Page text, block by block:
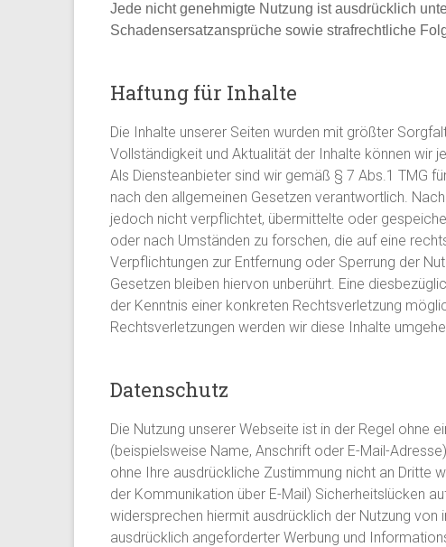
Jede nicht genehmigte Nutzung ist ausdrücklich
Schadensersatzansprüche sowie strafrechtliche
Haftung für Inhalte
Die Inhalte unserer Seiten wurden mit größter
Vollständigkeit und Aktualität der Inhalte können wir
Als Diensteanbieter sind wir gemäß § 7 Abs.1 TMG
nach den allgemeinen Gesetzen verantwortlich.
jedoch nicht verpflichtet, übermittelte oder
oder nach Umständen zu forschen, die auf eine
Verpflichtungen zur Entfernung oder Sperrung der
Gesetzen bleiben hiervon unberührt. Eine
der Kenntnis einer konkreten Rechtsverletzung
Rechtsverletzungen werden wir diese Inhalte
Datenschutz
Die Nutzung unserer Webseite ist in der Regel ohne
(beispielsweise Name, Anschrift oder E-Mail-
ohne Ihre ausdrückliche Zustimmung nicht an Dritte
der Kommunikation über E-Mail) Sicherheitslücken
widersprechen hiermit ausdrücklich der Nutzung
ausdrücklich angeforderter Werbung und